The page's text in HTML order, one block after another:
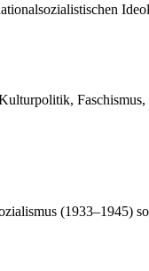
(1933–1945)